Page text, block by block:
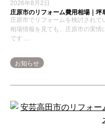
2026年8月2日
庄原市のリフォーム費用相場｜坪
庄原市でリフォームを検討され
相場情報を見ても、庄原市の実
です …
お知らせ